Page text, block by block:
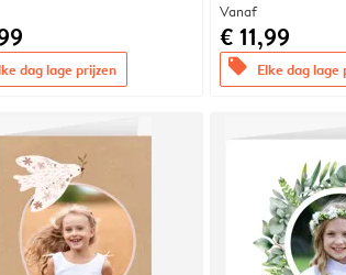
dag lage prijzen
Vanaf
€ 11,99
offers Elke dag lage